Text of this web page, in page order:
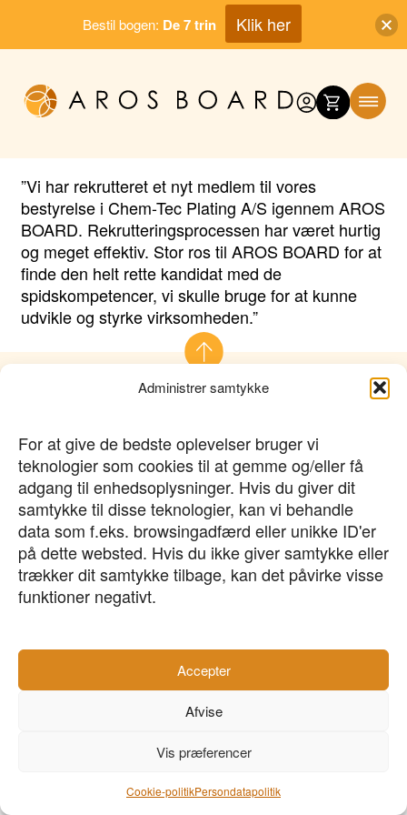
Administrer samtykke
For at give de bedste oplevelser bruger vi
teknologier som cookies til at gemme og/eller få
adgang til enhedsoplysninger. Hvis du giver dit
samtykke til disse teknologier, kan vi behandle
data som f.eks. browsingadfærd eller unikke ID'er
på dette websted. Hvis du ikke giver samtykke eller
trækker dit samtykke tilbage, kan det påvirke visse
funktioner negativt.
Accepter
Afvise
Vis præferencer
Cookie-politikPersondatapolitik
content
”Vi har rekrutteret et nyt medlem til vores
bestyrelse i Chem-Tec Plating A/S igennem AROS
BOARD. Rekrutteringsprocessen har været hurtig
og meget effektiv. Stor ros til AROS BOARD for at
finde den helt rette kandidat med de
spidskompetencer, vi skulle bruge for at kunne
udvikle og styrke virksomheden.”
Østergade 31B, 1. sal,
8000 Aarhus C
- CVR: 28160763 -
Persondatapolitik
+45 70 22 90 00
Bestil bogen: De 7 trin Klik her